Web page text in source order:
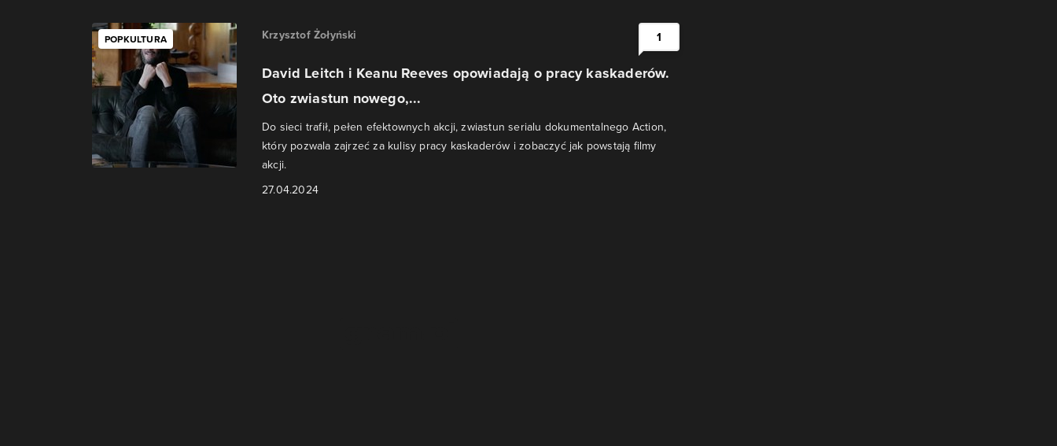
POPKULTURA Krzysztof Żołyński
David Leitch i Keanu Reeves opowiadają o pracy kaskaderów.
Oto zwiastun nowego,...
Do sieci trafił, pełen efektownych akcji, zwiastun serialu dokumentalnego Action,
który pozwala zajrzeć za kulisy pracy kaskaderów i zobaczyć jak powstają filmy
akcji.
27.04.2024
1